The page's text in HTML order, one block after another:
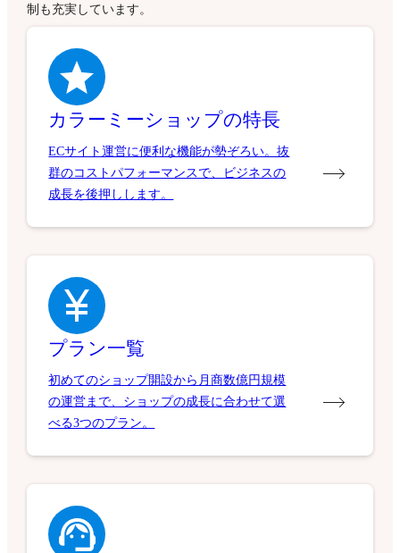
制も充実しています。
カラーミーショップの特長
ECサイト運営に便利な機能が勢ぞろい。抜
群のコストパフォーマンスで、ビジネスの
成長を後押しします。
プラン一覧
初めてのショップ開設から月商数億円規模
の運営まで、ショップの成長に合わせて選
べる3つのプラン。